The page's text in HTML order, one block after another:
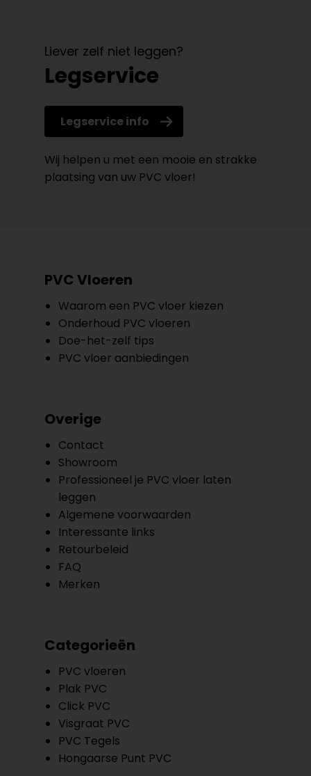
Liever zelf niet leggen?
Legservice
Legservice info
Wij helpen u met een mooie en strakke
plaatsing van uw PVC vloer!
PVC Vloeren
Waarom een PVC vloer kiezen
Onderhoud PVC vloeren
Doe-het-zelf tips
PVC vloer aanbiedingen
Overige
Contact
Showroom
Professioneel je PVC vloer laten
leggen
Algemene voorwaarden
Interessante links
Retourbeleid
FAQ
Merken
Categorieën
PVC vloeren
Plak PVC
Click PVC
Visgraat PVC
PVC Tegels
Hongaarse Punt PVC